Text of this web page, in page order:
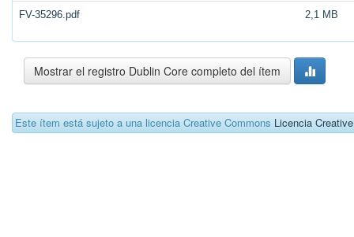
FV-35296.pdf 2,1 MB
Mostrar el registro Dublin Core completo del ítem
Este ítem está sujeto a una licencia Creative Commons Licencia